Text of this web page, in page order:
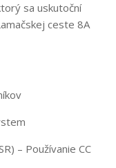
sa uskutoční
ceste 8A
– Používanie CC